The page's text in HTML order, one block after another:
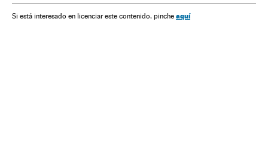
Si está interesado en licenciar este contenido, pinche aquí